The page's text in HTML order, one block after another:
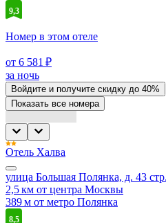
9,3
Номер в этом отеле
от 6 581 ₽
за ночь
Войдите и получите скидку до 40%
Показать все номера
Отель Халва
улица Большая Полянка, д. 43
2,5 км от центра Москвы
389 м от метро Полянка
8,5